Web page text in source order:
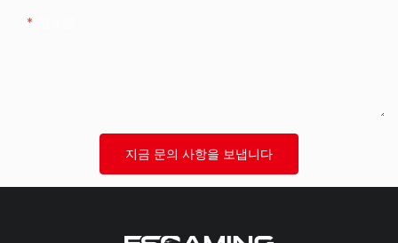
지금 문의 사항을 보냅니다